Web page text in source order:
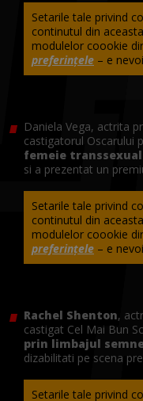
Setarile tale privind
continutul din
modulelor coookie
preferințele – e
Daniela Vega, actrita
castigatorul Oscarului
femeie
si a prezentat un
Setarile tale privind
continutul din
modulelor coookie
preferințele – e
Rachel Shenton,
castigat Cel Mai Bun
prin limbajul
dizabilitati pe scena
Setarile tale privind